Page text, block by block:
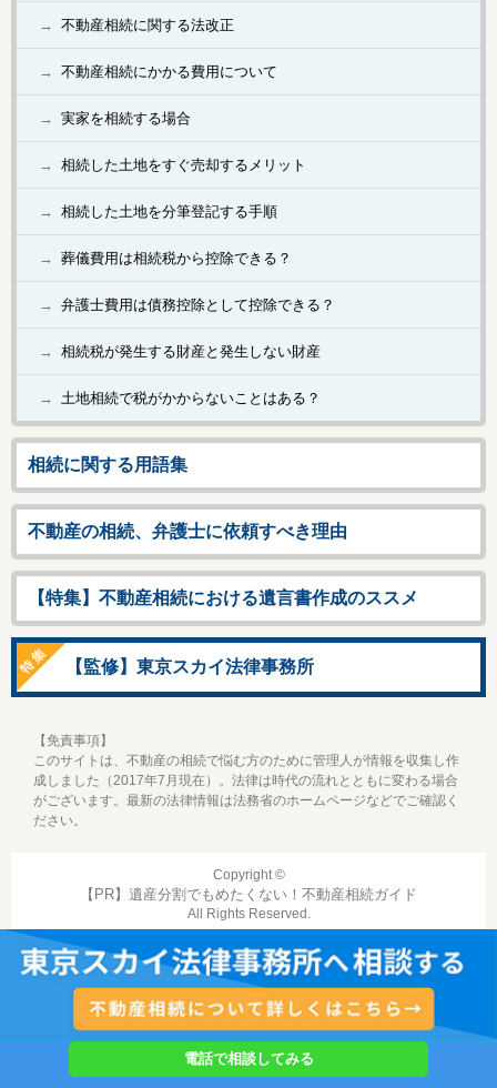
不動産相続に関する法改正
不動産相続にかかる費用について
実家を相続する場合
相続した土地をすぐ売却するメリット
相続した土地を分筆登記する手順
葬儀費用は相続税から控除できる？
弁護士費用は債務控除として控除できる？
相続税が発生する財産と発生しない財産
土地相続で税がかからないことはある？
相続に関する用語集
不動産の相続、弁護士に依頼すべき理由
【特集】不動産相続における遺言書作成のススメ
【監修】東京スカイ法律事務所
【免責事項】
このサイトは、不動産の相続で悩む方のために管理人が情報を収集し作
成しました（2017年7月現在）。法律は時代の流れとともに変わる場合
がございます。最新の法律情報は法務省のホームページなどでご確認く
ださい。
Copyright ©
遺産分割でもめたくない！不動産相続ガイド
All Rights Reserved.
電話で相談してみる